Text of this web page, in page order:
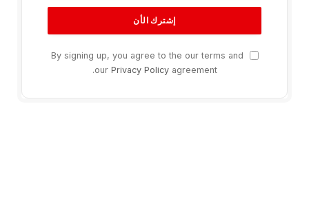
By signing up, you agree to the our terms and
our Privacy Policyagreement.